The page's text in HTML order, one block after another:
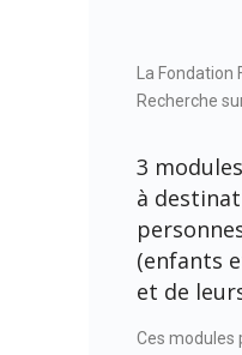
La Fondation
Recherche
3
à
(enfants
et de
Ces